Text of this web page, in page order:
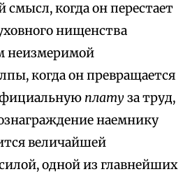
когда он перестает
нищенства
неизмеримой
когда он превращается
платуза труд,
наемнику
величайшей
одной из главнейших